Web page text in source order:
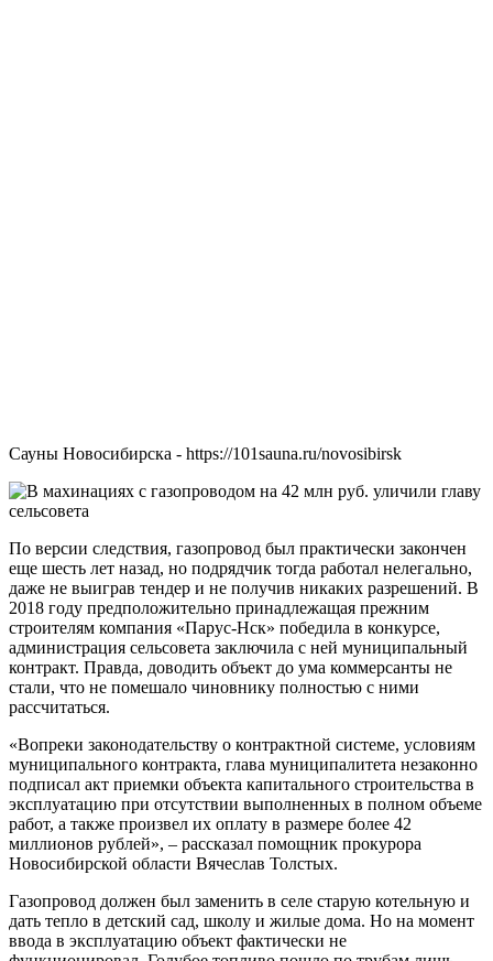
Сауны Новосибирска - https://101sauna.ru/novosibirsk
По версии следствия, газопровод был практически закончен
еще шесть лет назад, но подрядчик тогда работал нелегально,
даже не выиграв тендер и не получив никаких разрешений. В
2018 году предположительно принадлежащая прежним
строителям компания «Парус-Нск» победила в конкурсе,
администрация сельсовета заключила с ней муниципальный
контракт. Правда, доводить объект до ума коммерсанты не
стали, что не помешало чиновнику полностью с ними
рассчитаться.
«Вопреки законодательству о контрактной системе, условиям
муниципального контракта, глава муниципалитета незаконно
подписал акт приемки объекта капитального строительства в
эксплуатацию при отсутствии выполненных в полном объеме
работ, а также произвел их оплату в размере более 42
миллионов рублей», – рассказал помощник прокурора
Новосибирской области Вячеслав Толстых.
Газопровод должен был заменить в селе старую котельную и
дать тепло в детский сад, школу и жилые дома. Но на момент
ввода в эксплуатацию объект фактически не